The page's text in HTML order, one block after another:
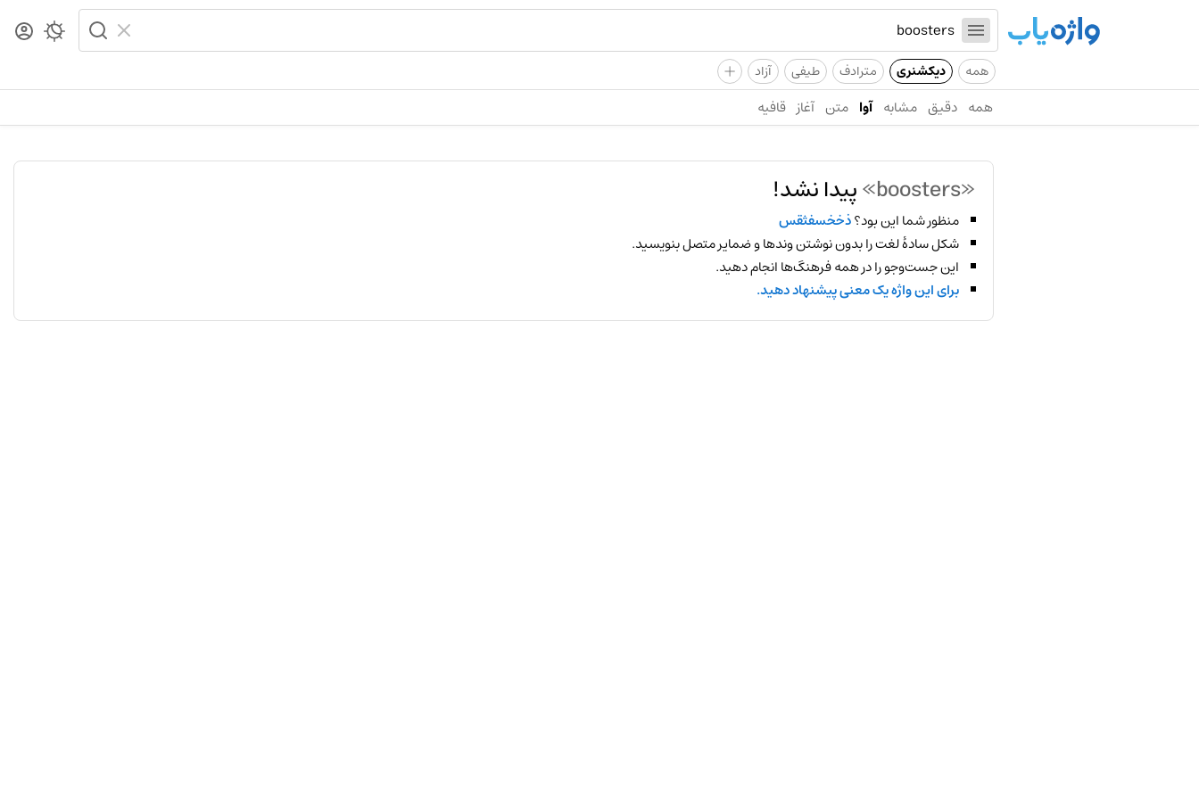
همه دیکشنری مترادف طیفی آزاد +
همه دقیق مشابه آوا متن آغاز قافیه
«boosters» پیدا نشد!
منظور شما این بود؟ذخخسفثقس
شکل سادهٔ لغت را بدون نوشتن وندها و ضمایر متصل بنویسید.
این جست‌وجو را در همه فرهنگ‌ها انجام دهید.
برای این واژه یک معنی پیشنهاد دهید.